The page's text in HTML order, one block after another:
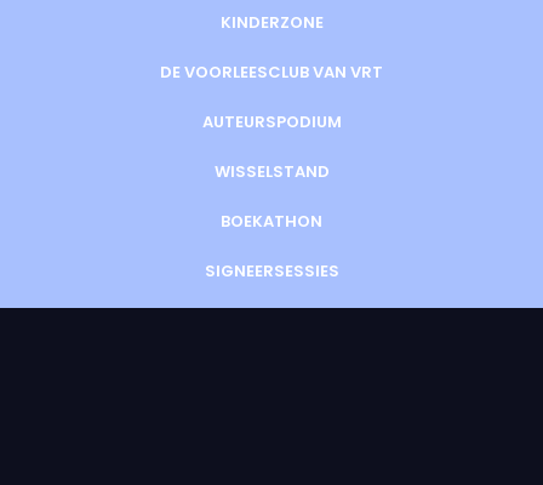
KINDERZONE
DE VOORLEESCLUB VAN VRT
AUTEURSPODIUM
WISSELSTAND
BOEKATHON
SIGNEERSESSIES